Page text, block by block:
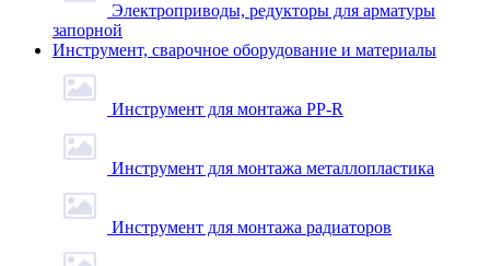
Электроприводы, редукторы для арматуры
запорной
Инструмент, сварочное оборудование и материалы
Инструмент для монтажа PP-R
Инструмент для монтажа металлопластика
Инструмент для монтажа радиаторов